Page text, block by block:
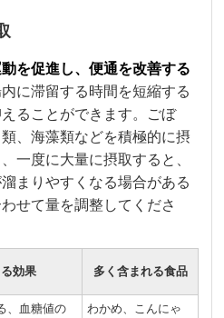
を促進し、便通を改善する
に滞留する時間を短縮する
ることができます。ごぼ
、海藻類などを積極的に摂
一度に大量に摂取すると、
まりやすくなる場合がある
せて量を調整してくださ
効果 多く含まれる食品
、血糖値の
わかめ、こんにゃ